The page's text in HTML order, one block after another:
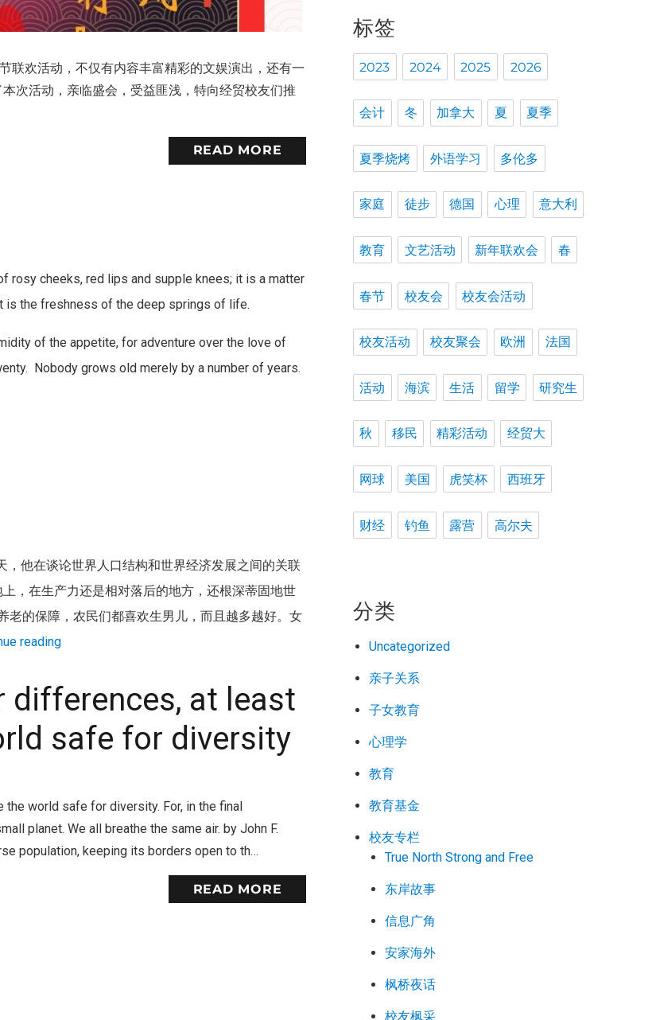
联欢活动，不仅有内容丰富精彩的文娱演出，还有一
次活动，亲临盛会，受益匪浅，特向经贸校友们推
READ MORE
rosy cheeks, red lips and supple knees; it is a matter
is the freshness of the deep springs of life.
of the appetite, for adventure over the love of
Nobody grows old merely by a number of years.
，他在谈论世界人口结构和世界经济发展之间的关联
，在生产力还是相对落后的地方，还根深蒂固地世
的保障，农民们都喜欢生男儿，而且越多越好。女
reading
differences, at least
safe for diversity
world safe for diversity. For, in the final
planet. We all breathe the same air. by John F.
population, keeping its borders open to th…
READ MORE
标签
2023 2024 2025 2026
会计 冬 加拿大 夏 夏季
夏季烧烤 外语学习 多伦多
家庭 徒步 德国 心理 意大利
教育 文艺活动 新年联欢会 春
春节 校友会 校友会活动
校友活动 校友聚会 欧洲 法国
活动 海滨 生活 留学 研究生
秋 移民 精彩活动 经贸大
网球 美国 虎笑杯 西班牙
财经 钓鱼 露营 高尔夫
分类
Uncategorized
亲子关系
子女教育
心理学
教育
教育基金
校友专栏
True North Strong and Free
东岸故事
信息广角
安家海外
枫桥夜话
校友枫采